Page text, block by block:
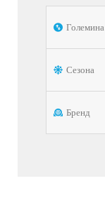
Големина
Сезона
Бренд